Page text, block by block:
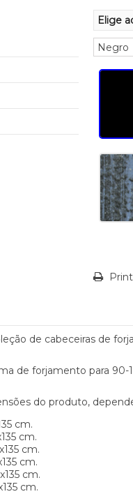
Elige
Print
de cabeceiras de
de forjamento para
do produto,
cm.
cm.
cm.
cm.
cm.
cm.